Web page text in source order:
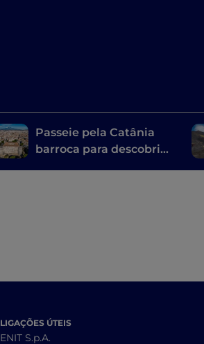
Passeie pela Catânia
barroca para descobrir
LIGAÇÕES ÚTEIS
ENIT S.p.A.